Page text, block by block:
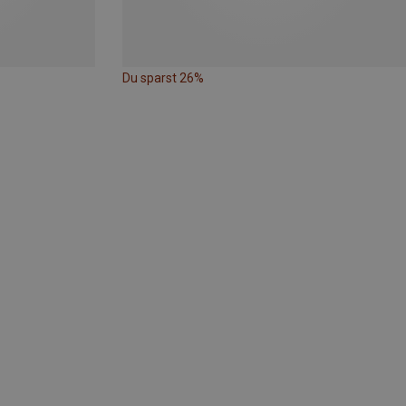
Du sparst 26%